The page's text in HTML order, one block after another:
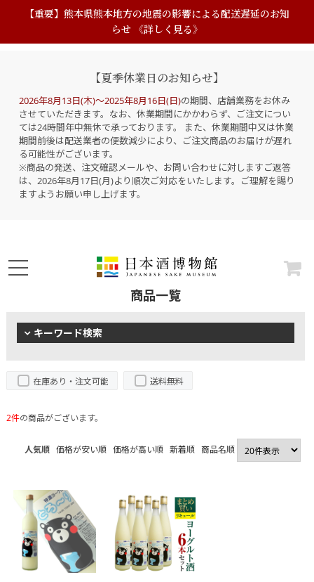
【重要】熊本県熊本地方の地震の影響による配送遅延のお知
らせ 《詳しく見る》
【夏季休業日のお知らせ】
2026年8月13日(木)～2025年8月16日(日)の期間、店舗業務をお休み
させていただきます。なお、休業期間にかかわらず、ご注文につい
ては24時間年中無休で承っております。 また、休業期間中又は休業
期間前後は配送業者の便数減少により、ご注文商品のお届けが遅れ
る可能性がございます。
※商品の発送、注文確認メールや、お問い合わせに対しますご返答
は、2026年8月17日(月)より順次ご対応をいたします。ご理解を賜り
ますようお願い申し上げます。
商品一覧
キーワード検索
在庫あり・注文可能 送料無料
2件の商品がございます。
人気順 価格が安い順 価格が高い順 新着順 商品名順